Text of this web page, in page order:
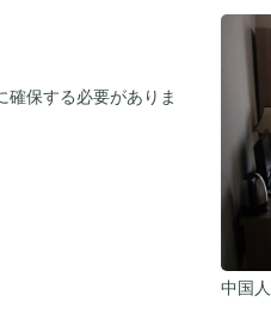
確保する必要がありま
中国